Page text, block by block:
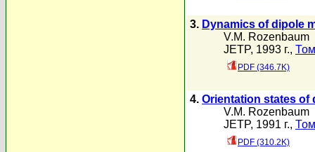
3. Dynamics of dipole
V.M. Rozenbaum
JETP, 1993 г.,
PDF (346.7K)
4. Orientation states of
V.M. Rozenbaum
JETP, 1991 г.,
PDF (310.2K)